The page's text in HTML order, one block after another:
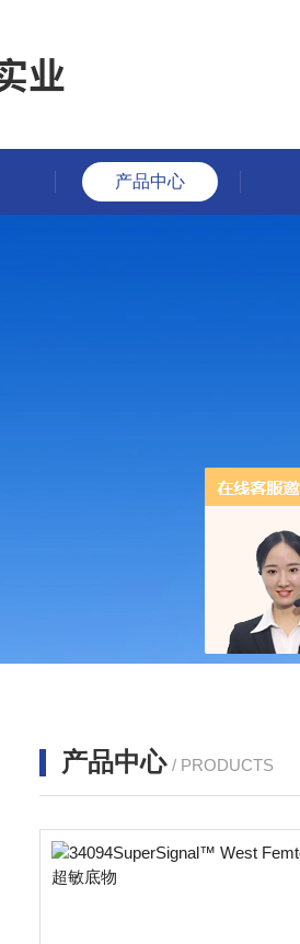
产品中心
产品中心 / PRODUCTS